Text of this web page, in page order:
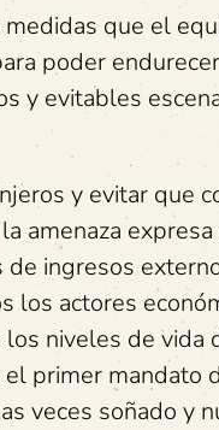
que el
poder
y evitables
y evitar que
amenaza
ingresos
los actores
niveles de vida
primer mandato
veces soñado y